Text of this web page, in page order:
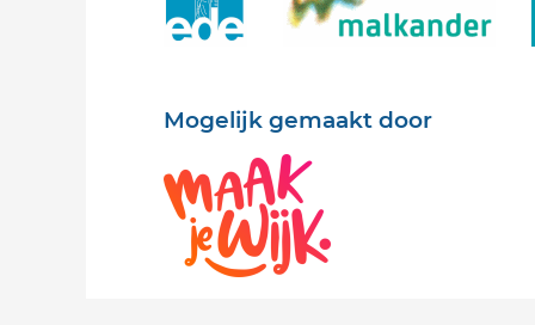
Mogelijk gemaakt door